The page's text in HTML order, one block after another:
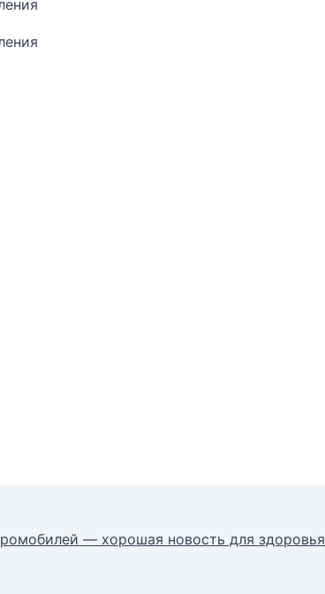
— хорошая новость для здоровья